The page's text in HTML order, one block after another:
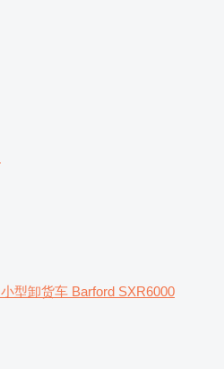
小型卸货车 Barford SXR6000